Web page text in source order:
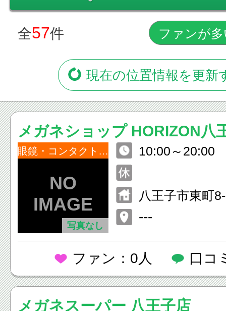
全57件
現在の位置情報を更新
メガネショップ HORIZON八
眼鏡・コンタクトレンズ
写真なし
10:00～20:00
八王子市東町
---
ファン：0人 口コ
メガネスーパー 八王子店